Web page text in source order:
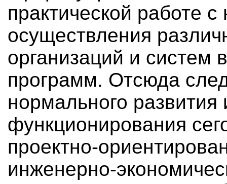
практической работе
осуществления
организаций и систем
программ. Отсюда
нормального
функционирования
проектно-
инженерно-